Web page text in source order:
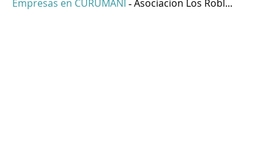
Empresas en CURUMANI - Asociacion Los Robl...